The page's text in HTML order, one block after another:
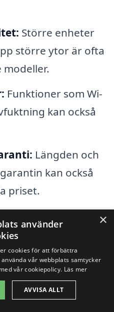
Större enheter
större ytor är ofta
Funktioner som Wi-
kan också
Längden och
kan också
priset.
flera
företag för att
för en luft luft
Genom vår
flera offerter från
×
använder
cookies för att förbättra
vår webbplats samtycker
vår cookiepolicy. Läs mer
AVVISA ALLT